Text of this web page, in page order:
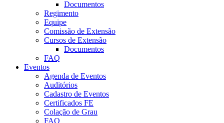
Documentos
Regimento
Equipe
Comissão de Extensão
Cursos de Extensão
Documentos
FAQ
Eventos
Agenda de Eventos
Auditórios
Cadastro de Eventos
Certificados FE
Colação de Grau
FAQ